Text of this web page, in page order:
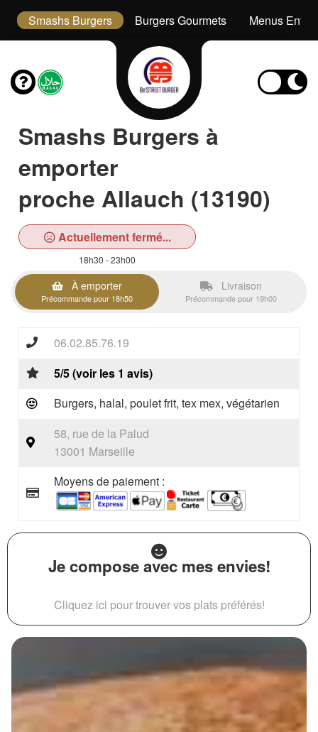
Smashs Burgers Burgers Gourmets Menus Enfant
Smashs Burgers à
emporter
proche Allauch (13190)
Actuellement fermé...
18h30 - 23h00
À emporter
Précommande pour 18h50
Livraison
Précommande pour 19h00
06.02.85.76.19
5/5 (voir les 1 avis)
Burgers, halal, poulet frit, tex mex, végétarien
58, rue de la Palud
13001 Marseille
Moyens de paiement :
Je compose avec mes envies!
Cliquez ici pour trouver vos plats préférés!